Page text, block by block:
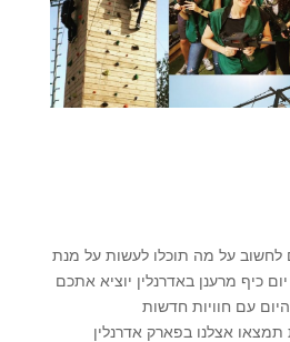
לחשוב על מה תוכלו לעשות על מנת
כיף מרענן באדרנלין יוציא אתכם
עם חוויות חדשות
תמצאו אצלנו בפארק אדרנלין